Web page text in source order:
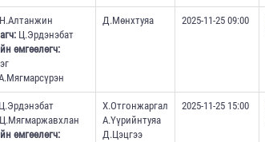
Ц.Эрдэнэбат
өмгөөлөгч:
Д.Мөнхтуяа 2025-11-25 09:00
өмгөөлөгч:
Х.Отгонжаргал
А.Үүрийнтуяа
Д.Цэцгээ
2025-11-25 15:00